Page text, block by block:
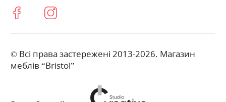
© Всі права застережені 2013-2026. Магазин
меблів “Bristol”